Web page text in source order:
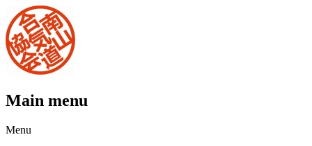
Main menu
Skip
Menu